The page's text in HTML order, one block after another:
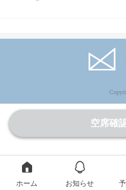
空席確
ホーム お知らせ